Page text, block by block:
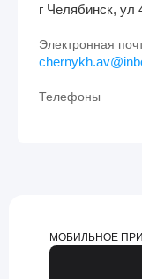
г Челябинск,
Электронная
Телефоны
МОБИЛЬНОЕ